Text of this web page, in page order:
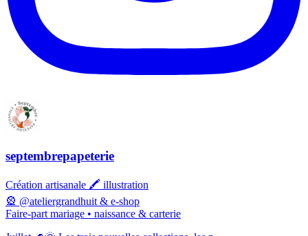
septembrepapeterie
Création artisanale 🖍️ illustration
🎡 @ateliergrandhuit & e-shop
Faire-part mariage • naissance & carterie